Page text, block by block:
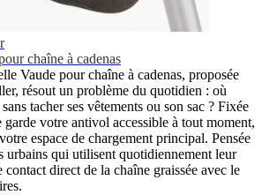
chaîne à cadenas
Vaude pour chaîne à cadenas, proposée
résout un problème du quotidien : où
tacher ses vêtements ou son sac ? Fixée
garde votre antivol accessible à tout moment,
espace de chargement principal. Pensée
urbains qui utilisent quotidiennement leur
direct de la chaîne graissée avec le